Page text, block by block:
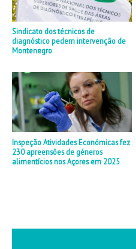
Sindicato dos técnicos de
diagnóstico pedem intervenção de
Montenegro
Inspeção Atividades Económicas fez
230 apreensões de géneros
alimentícios nos Açores em 2025